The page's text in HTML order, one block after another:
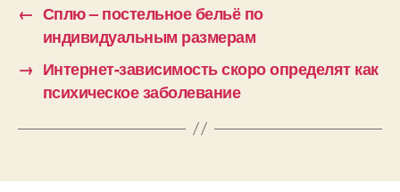
← Сплю – постельное бельё по
индивидуальным размерам
→ Интернет-зависимость скоро определят как
психическое заболевание